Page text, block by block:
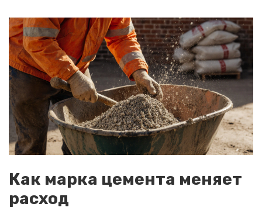
Как марка цемента меняет
расход